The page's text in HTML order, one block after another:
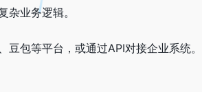
业务逻辑。
包等平台，或通过API对接企业系统。